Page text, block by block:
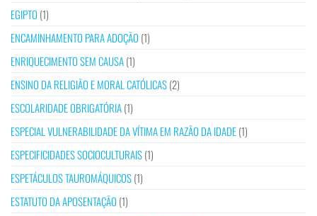
EGIPTO (1)
ENCAMINHAMENTO PARA ADOÇÃO (1)
ENRIQUECIMENTO SEM CAUSA(1)
ENSINO DA RELIGIÃO E MORAL CATÓLICAS(2)
ESCOLARIDADE OBRIGATÓRIA(1)
ESPECIAL VULNERABILIDADE DA VÍTIMA EM RAZÃO DA IDADE(1)
ESPECIFICIDADES SOCIOCULTURAIS(1)
ESPETÁCULOS TAUROMÁQUICOS(1)
ESTATUTO DA APOSENTAÇÃO (1)